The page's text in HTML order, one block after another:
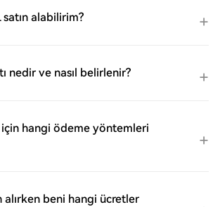
satın alabilirim?
nedir ve nasıl belirlenir?
için hangi ödeme yöntemleri
alırken beni hangi ücretler